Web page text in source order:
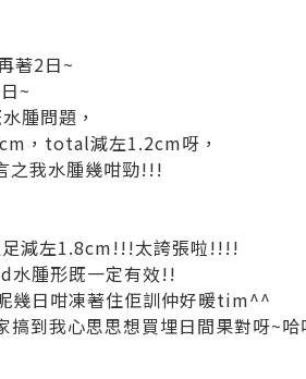
著2日~
~
腫問題，
，total減左1.2cm呀，
之我水腫幾咁勁!!!
足減左1.8cm!!!太誇張啦!!!!
水腫形既一定有效!!
幾日咁凍著住佢訓仲好暖tim^^
到我心思思想買埋日間果對呀~哈